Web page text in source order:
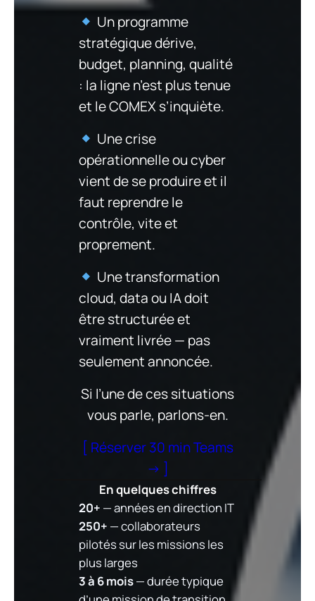
Un programme
stratégique dérive,
budget, planning, qualité
: la ligne n’est plus tenue
et le COMEX s’inquiète.
Une crise
opérationnelle ou cyber
vient de se produire et il
faut reprendre le
contrôle, vite et
proprement.
Une transformation
cloud, data ou IA doit
être structurée et
vraiment livrée — pas
seulement annoncée.
Si l’une de ces situations
vous parle, parlons-en.
[ Réserver 30 min Teams
→ ]
En quelques chiffres
20+ — années en direction IT
250+ — collaborateurs
pilotés sur les missions les
plus larges
3 à 6 mois— durée typique